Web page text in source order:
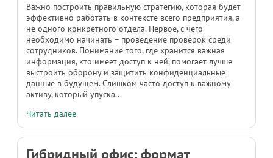
Важно построить правильную стратегию, которая будет
эффективно работать в контексте всего предприятия, а
не одного конкретного отдела. Первое, с чего
необходимо начинать – проведение проверок среди
сотрудников. Понимание того, где хранится важная
информация, кто имеет доступ к ней, помогает лучше
выстроить оборону и защитить конфиденциальные
данные в будущем. Слишком часто доступ к важному
активу, который упуска...
Читать далее
Гибридный офис: формат